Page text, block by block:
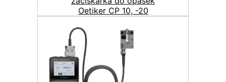
Oetiker CP 10, -20